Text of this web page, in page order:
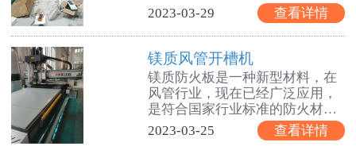
查看详情
2023-03-29
镁质风管开槽机
镁质防火板是一种新型材料，在
风管行业，现在已经广泛应用，
是符合国家行业标准的防火材…
查看详情
2023-03-25